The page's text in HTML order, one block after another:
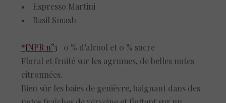
• Espresso Martini
• Basil Smash
*JNPR n°3 0 % d’alcool et 0 % sucre
Floral et fruité sur les agrumes, de belles notes
citronnées.
Bien sûr les baies de genièvre, baignant dans des